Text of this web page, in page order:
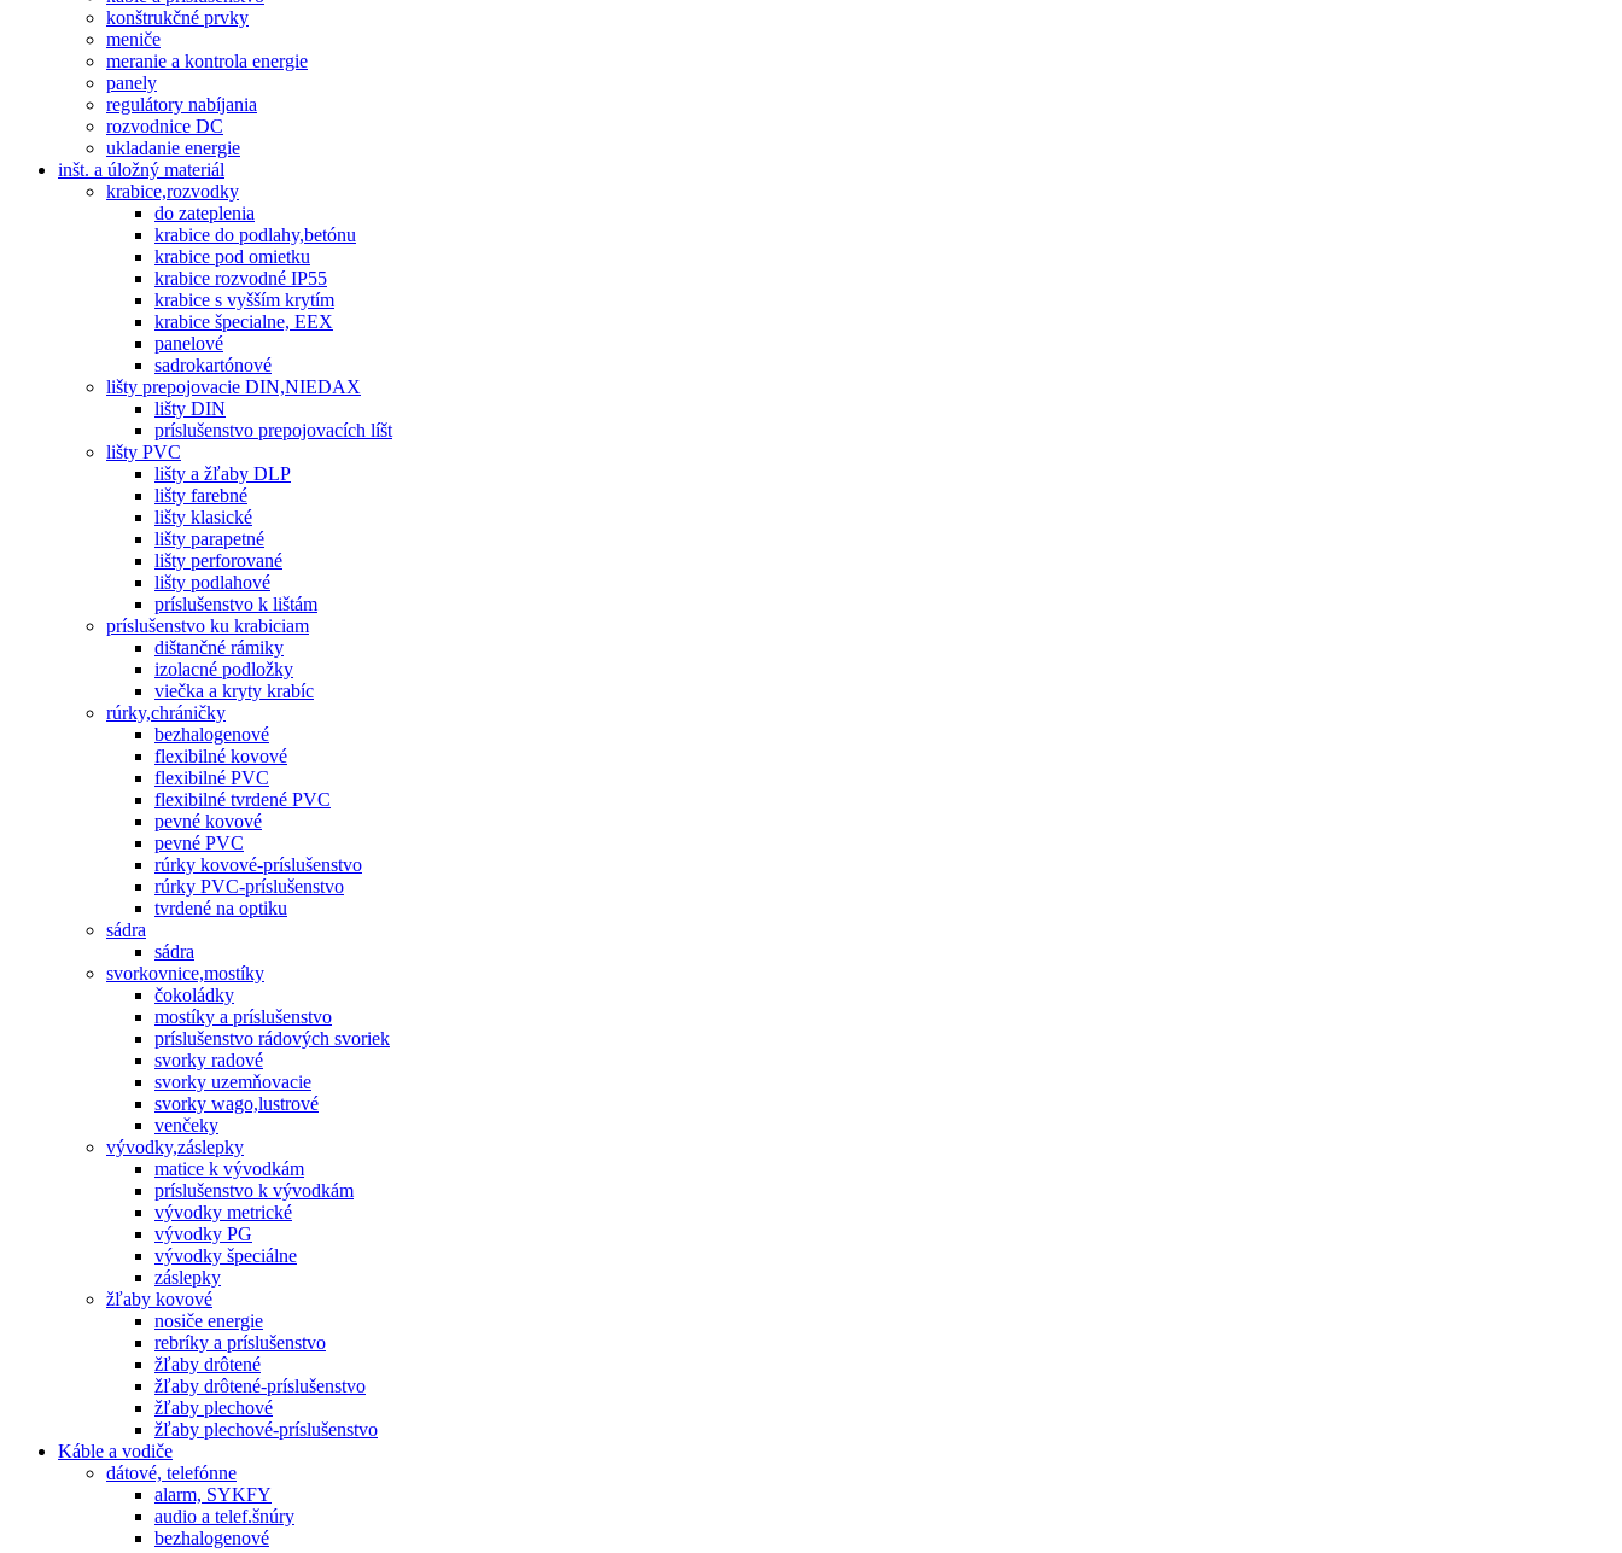
konštrukčné prvky
meniče
meranie a kontrola energie
panely
regulátory nabíjania
rozvodnice DC
ukladanie energie
inšt. a úložný materiál
krabice,rozvodky
do zateplenia
krabice do podlahy,betónu
krabice pod omietku
krabice rozvodné IP55
krabice s vyšším krytím
krabice špecialne, EEX
panelové
sadrokartónové
lišty prepojovacie DIN,NIEDAX
lišty DIN
príslušenstvo prepojovacích líšt
lišty PVC
lišty a žľaby DLP
lišty farebné
lišty klasické
lišty parapetné
lišty perforované
lišty podlahové
príslušenstvo k lištám
príslušenstvo ku krabiciam
dištančné rámiky
izolacné podložky
viečka a kryty krabíc
rúrky,chráničky
bezhalogenové
flexibilné kovové
flexibilné PVC
flexibilné tvrdené PVC
pevné kovové
pevné PVC
rúrky kovové-príslušenstvo
rúrky PVC-príslušenstvo
tvrdené na optiku
sádra
sádra
svorkovnice,mostíky
čokoládky
mostíky a príslušenstvo
príslušenstvo rádových svoriek
svorky radové
svorky uzemňovacie
svorky wago,lustrové
venčeky
vývodky,záslepky
matice k vývodkám
príslušenstvo k vývodkám
vývodky metrické
vývodky PG
vývodky špeciálne
záslepky
žľaby kovové
nosiče energie
rebríky a príslušenstvo
žľaby drôtené
žľaby drôtené-príslušenstvo
žľaby plechové
žľaby plechové-príslušenstvo
Káble a vodiče
dátové, telefónne
alarm, SYKFY
audio a telef.šnúry
bezhalogenové